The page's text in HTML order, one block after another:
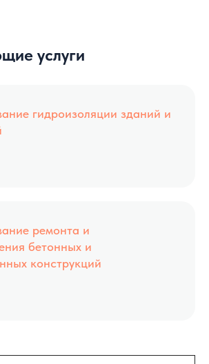
услуги
гидроизоляции зданий и
ремонта и
бетонных и
конструкций